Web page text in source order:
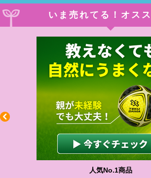
いま売れてる！オス
人気No.1商品